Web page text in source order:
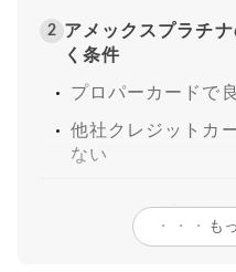
2 アメックスプラチ
く条件
プロパーカードで
他社クレジットカ
ない
アメックスプラチ
めに使うべきカード
・・・ も